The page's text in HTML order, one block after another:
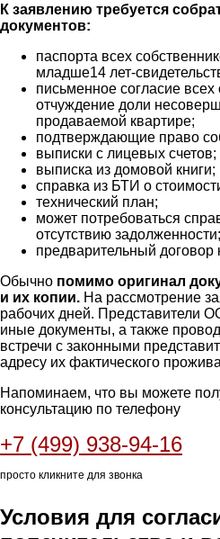
К заявлению требуется
документов:
паспорта всех
младше14 лет-
письменное согласие всех
отчуждение доли
продаваемой квартире;
подтверждающие право
выписки с лицевых счетов;
выписка из домовой книги;
справка из БТИ о
технический план;
может потребоваться
отсутствию задолженности;
предварительный договор
Обычно помимо оригинал
и их копии. На рассмотрение
рабочих дней. Представители
иные документы, а также
встречи с законными
адресу их фактического
Напоминаем, что вы можете
консультацию по телефону
+7 (499) 938-94-16
просто кликните для звонка
Условия для